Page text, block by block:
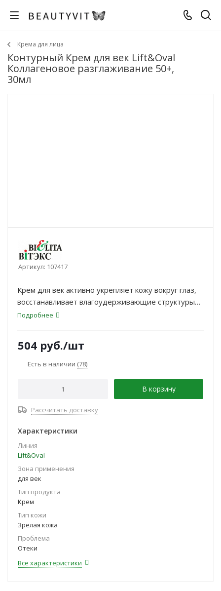
Крема для лица
Контурный Крем для век Lift&Oval
Коллагеновое разглаживание 50+,
30мл
Артикул: 107417
Крем для век активно укрепляет кожу вокруг глаз,
восстанавливает влагоудерживающие структуры
эпидермиса и разглаживает мелкие морщинки.
Подробнее
504 руб./шт
Есть в наличии (78)
В корзину
Рассчитать доставку
Характеристики
Линия
Lift&Oval
Зона применения
для век
Тип продукта
Крем
Тип кожи
Зрелая кожа
Проблема
Отеки
Все характеристики